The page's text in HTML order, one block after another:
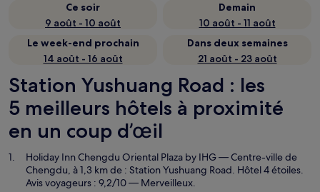
Ce soir
9 août - 10 août
Demain
10 août - 11 août
Le week-end prochain
14 août - 16 août
Dans deux semaines
21 août - 23 août
Station Yushuang Road : les
5 meilleurs hôtels à proximité
en un coup d’œil
Holiday Inn Chengdu Oriental Plaza by IHG— Centre-ville de
Chengdu, à 1,3 km de : Station Yushuang Road. Hôtel 4 étoiles.
Avis voyageurs : 9,2/10 — Merveilleux.